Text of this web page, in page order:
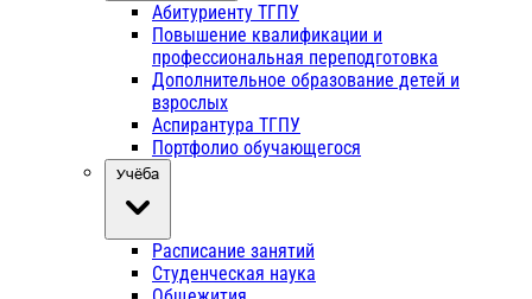
Абитуриенту ТГПУ
Повышение квалификации и
профессиональная переподготовка
Дополнительное образование детей и
взрослых
Аспирантура ТГПУ
Портфолио обучающегося
Учёба
Расписание занятий
Студенческая наука